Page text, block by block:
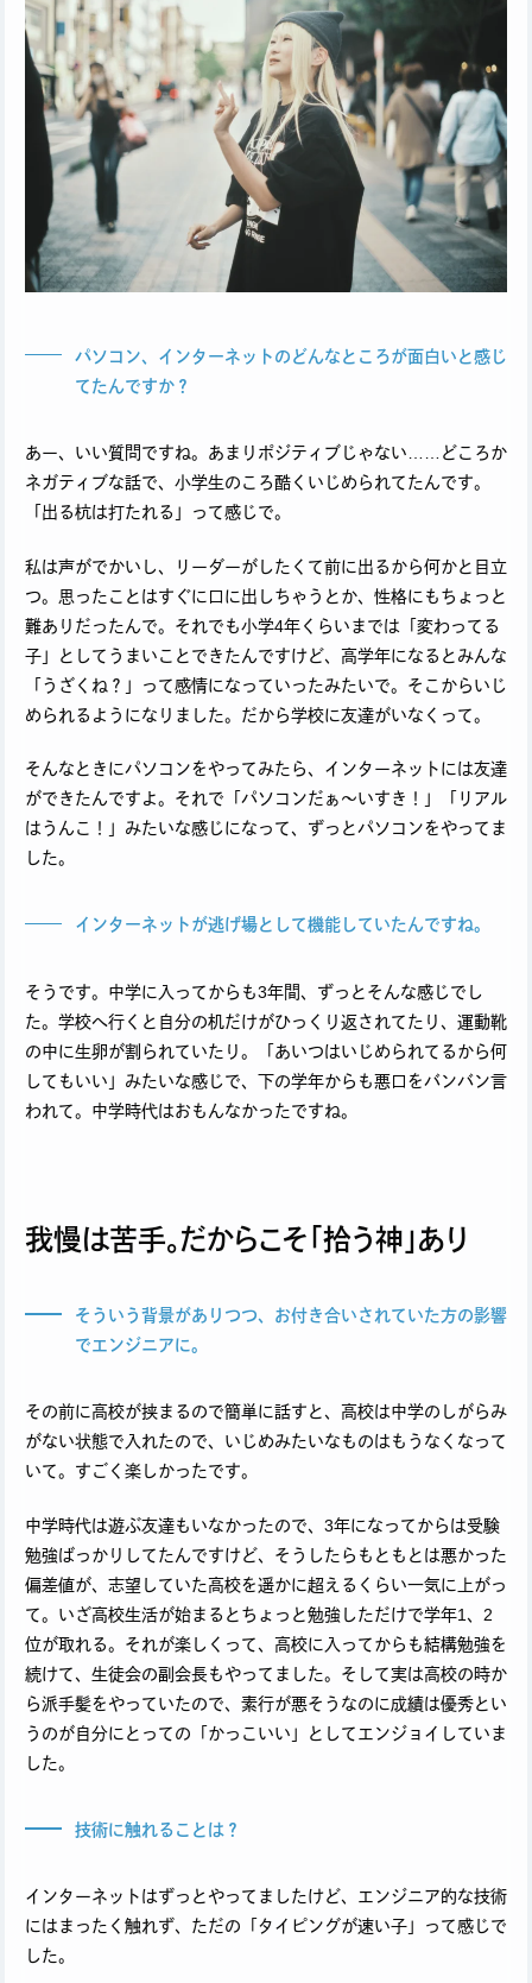
パソコン、インターネットのどんなところが面白いと感じ
てたんですか？
あー、いい質問ですね。あまりポジティブじゃない……どころか
ネガティブな話で、小学生のころ酷くいじめられてたんです。
「出る杭は打たれる」って感じで。
私は声がでかいし、リーダーがしたくて前に出るから何かと目立
つ。思ったことはすぐに口に出しちゃうとか、性格にもちょっと
難ありだったんで。それでも小学4年くらいまでは「変わってる
子」としてうまいことできたんですけど、高学年になるとみんな
「うざくね？」って感情になっていったみたいで。そこからいじ
められるようになりました。だから学校に友達がいなくって。
そんなときにパソコンをやってみたら、インターネットには友達
ができたんですよ。それで「パソコンだぁ〜いすき！」「リアル
はうんこ！」みたいな感じになって、ずっとパソコンをやってま
した。
インターネットが逃げ場として機能していたんですね。
そうです。中学に入ってからも3年間、ずっとそんな感じでし
た。学校へ行くと自分の机だけがひっくり返されてたり、運動靴
の中に生卵が割られていたり。「あいつはいじめられてるから何
してもいい」みたいな感じで、下の学年からも悪口をバンバン言
われて。中学時代はおもんなかったですね。
我慢は苦手。だからこそ「拾う神」あり
そういう背景がありつつ、お付き合いされていた方の影響
でエンジニアに。
その前に高校が挟まるので簡単に話すと、高校は中学のしがらみ
がない状態で入れたので、いじめみたいなものはもうなくなって
いて。すごく楽しかったです。
中学時代は遊ぶ友達もいなかったので、3年になってからは受験
勉強ばっかりしてたんですけど、そうしたらもともとは悪かった
偏差値が、志望していた高校を遥かに超えるくらい一気に上がっ
て。いざ高校生活が始まるとちょっと勉強しただけで学年1、2
位が取れる。それが楽しくって、高校に入ってからも結構勉強を
続けて、生徒会の副会長もやってました。そして実は高校の時か
ら派手髪をやっていたので、素行が悪そうなのに成績は優秀とい
うのが自分にとっての「かっこいい」としてエンジョイしていま
した。
技術に触れることは？
インターネットはずっとやってましたけど、エンジニア的な技術
にはまったく触れず、ただの「タイピングが速い子」って感じで
した。